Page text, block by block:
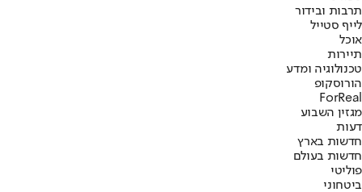
תרבות ובידור
לייף סטייל
אוכל
תיירות
טכנולוגיה ומדע
הורוסקופ
ForReal
מגזין השבוע
דעות
חדשות בארץ
חדשות בעולם
פוליטי
ביטחוני